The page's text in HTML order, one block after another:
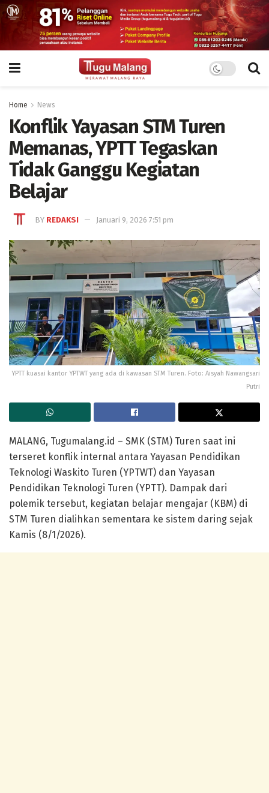
Home News
Konflik Yayasan STM Turen
Memanas, YPTT Tegaskan
Tidak Ganggu Kegiatan
Belajar
BY REDAKSI Januari 9, 2026 7:51 pm
YPTT kuasai kantor YPTWT yang ada di kawasan STM Turen. Foto: Aisyah Nawangsari
Putri
MALANG, Tugumalang.id – SMK (STM) Turen saat ini
terseret konflik internal antara Yayasan Pendidikan
Teknologi Waskito Turen (YPTWT) dan Yayasan
Pendidikan Teknologi Turen (YPTT). Dampak dari
polemik tersebut, kegiatan belajar mengajar (KBM) di
STM Turen dialihkan sementara ke sistem daring sejak
Kamis (8/1/2026).